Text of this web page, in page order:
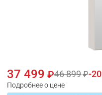
37 499 46 899 20
Подробнее о цене